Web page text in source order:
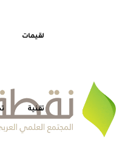
لقيمات
تقنية